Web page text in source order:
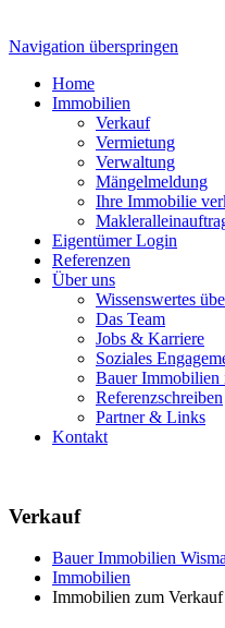
Navigation überspringen
Home
Immobilien
Verkauf
Vermietung
Verwaltung
Mängelmeldung
Ihre Immobilie
Eigentümer Login
Referenzen
Über uns
Wissenswertes
Das Team
Jobs & Karriere
Soziales
Bauer Immobilien
Referenzschreiben
Partner & Links
Kontakt
Verkauf
Bauer Immobilien
Immobilien
Immobilien zum